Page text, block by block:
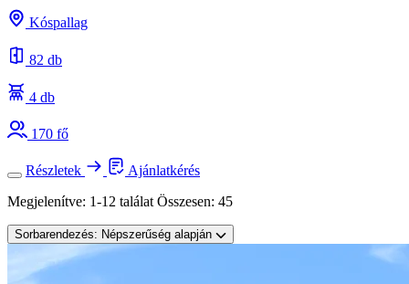
Kóspallag
82 db
4 db
170 fő
Részletek
Ajánlatkérés
Megjelenítve: 1-12 találat Összesen: 45
Sorbarendezés: Népszerűség alapján